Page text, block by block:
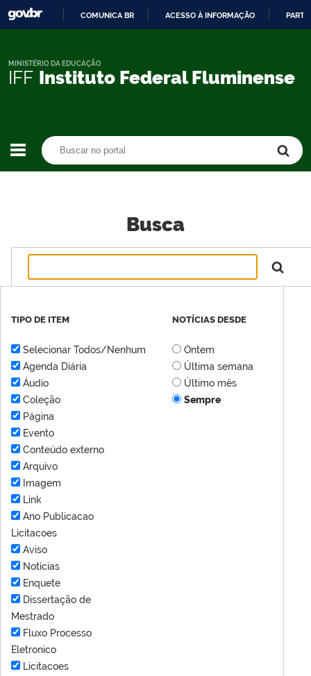
CONTEÚDO
COMUNICA BR ACESSO À INFORMAÇÃO
IFF Instituto Federal Fluminense
MINISTÉRIO DA EDUCAÇÃO
Busca
TIPO DE ITEM
Selecionar Todos/Nenhum
Agenda Diária
Áudio
Coleção
Página
Evento
Conteúdo externo
Arquivo
Imagem
Link
Ano Publicacao
Licitacoes
Aviso
Notícias
Enquete
Dissertação de
Mestrado
Fluxo Processo
Eletronico
Licitacoes
NOTÍCIAS DESDE
Ontem
Última semana
Último mês
Sempre